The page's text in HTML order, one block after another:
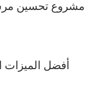
مشروع تحسين
أفضل الميزات